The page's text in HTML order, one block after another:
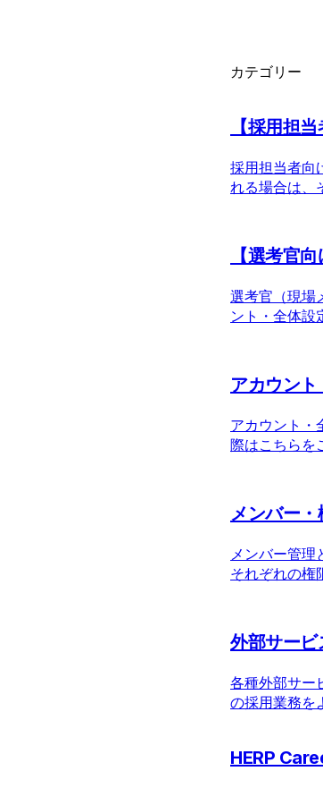
カテゴリー
【採用担
採用担当者向
れる場合は、
【選考官
選考官（現場
ント・全体設
アカウン
アカウント・
際はこちらを
メンバー・
メンバー管理
それぞれの権
外部サービ
各種外部サー
の採用業務を
HERP